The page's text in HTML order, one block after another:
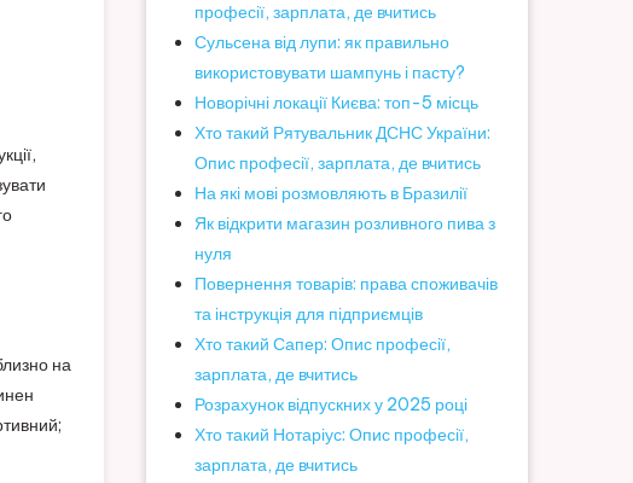
на
професії, зарплата, де вчитись
Сульсена від лупи: як правильно
використовувати шампунь і пасту?
Новорічні локації Києва: топ-5 місць
Хто такий Рятувальник ДСНС України:
Опис професії, зарплата, де вчитись
На які мові розмовляють в Бразилії
Як відкрити магазин розливного пива з
нуля
Повернення товарів: права споживачів
та інструкція для підприємців
Хто такий Сапер: Опис професії,
зарплата, де вчитись
Розрахунок відпускних у 2025 році
Хто такий Нотаріус: Опис професії,
зарплата, де вчитись